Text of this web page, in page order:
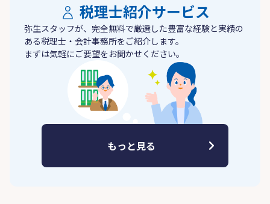
税理士紹介サービス
弥生スタッフが、完全無料で厳選した豊富な経験と実績の
ある税理士・会計事務所をご紹介します。
まずは気軽にご要望をお聞かせください。
もっと見る